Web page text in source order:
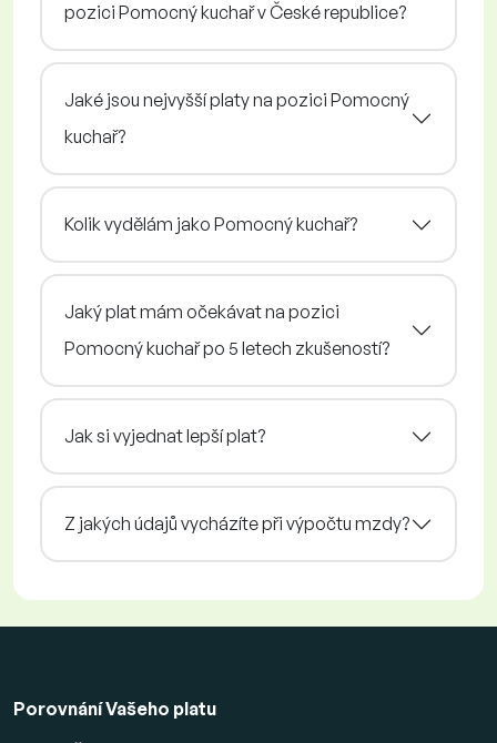
pozici Pomocný kuchař v České republice?
Jaké jsou nejvyšší platy na pozici Pomocný
kuchař?
Kolik vydělám jako Pomocný kuchař?
Jaký plat mám očekávat na pozici
Pomocný kuchař po 5 letech zkušeností?
Jak si vyjednat lepší plat?
Z jakých údajů vycházíte při výpočtu mzdy?
Porovnání Vašeho platu